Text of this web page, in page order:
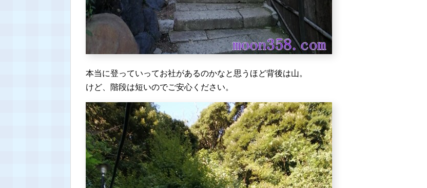
本当に登っていってお社があるのかなと思うほど背後は山。
けど、階段は短いのでご安心ください。